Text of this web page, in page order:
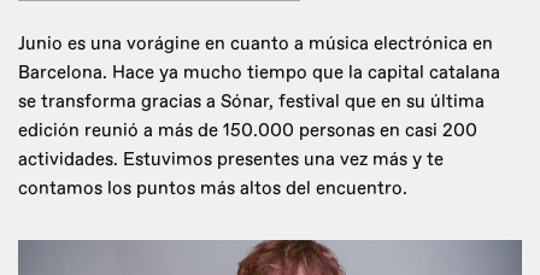
Junio es una vorágine en cuanto a música electrónica en
Barcelona. Hace ya mucho tiempo que la capital catalana
se transforma gracias a Sónar, festival que en su última
edición reunió a más de 150.000 personas en casi 200
actividades. Estuvimos presentes una vez más y te
contamos los puntos más altos del encuentro.